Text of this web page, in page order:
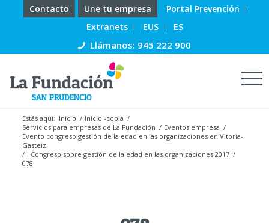
Contacto Une tu empresa
Portal Prevención
Extranets
EUS ES
Llámanos: 945 222 900
Estás aquí: Inicio / Inicio -copia /
Servicios para empresas de La Fundación / Eventos empresa /
Evento congreso gestión de la edad en las organizaciones en Vitoria-
Gasteiz
/ I Congreso sobre gestión de la edad en las organizaciones 2017 /
078